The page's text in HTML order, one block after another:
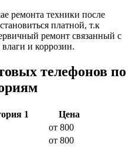
ремонта техники после
платной, т.к
ремонт связанный с
и коррозии.
телефонов по
1
Цена
от 800
от 800